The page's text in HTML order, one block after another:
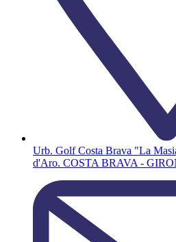
Urb. Golf Costa Brava "La
d'Aro. COSTA BRAVA -